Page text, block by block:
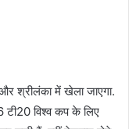
श्रीलंका में खेला जाएगा.
विश्व कप के लिए